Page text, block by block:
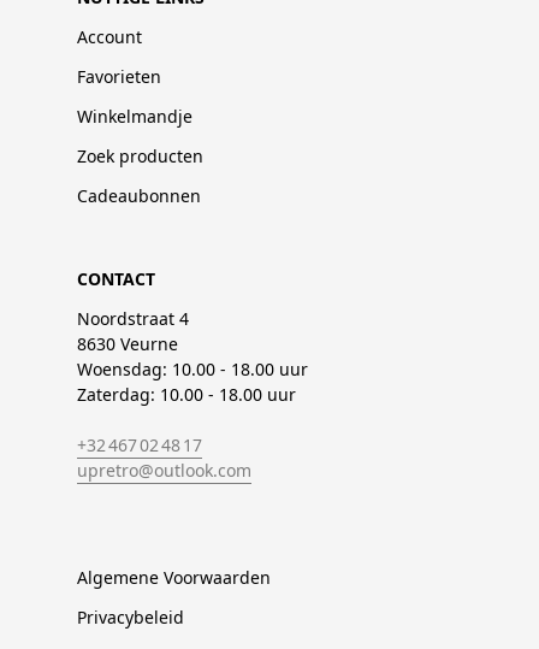
Account
Favorieten
Winkelmandje
Zoek producten
Cadeaubonnen
CONTACT
Noordstraat 4
8630 Veurne
Woensdag: 10.00 - 18.00 uur
Zaterdag: 10.00 - 18.00 uur
+32 467 02 48 17
upretro@outlook.com
Algemene Voorwaarden
Privacybeleid